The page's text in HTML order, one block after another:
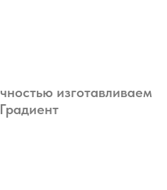
изготавливаем